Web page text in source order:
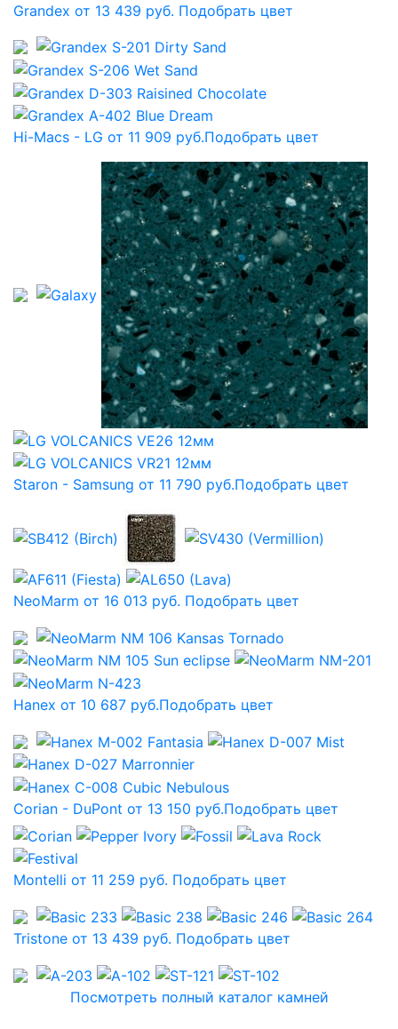
Grandex от 13 439 руб. Подобрать цвет
Hi-Macs - LG от 11 909 руб.Подобрать цвет
Staron - Samsung от 11 790 руб.Подобрать цвет
NeoMarm от 16 013 руб. Подобрать цвет
Hanex от 10 687 руб.Подобрать цвет
Corian - DuPont от 13 150 руб.Подобрать цвет
Montelli от 11 259 руб. Подобрать цвет
Tristone от 13 439 руб. Подобрать цвет
Посмотреть полный каталог камней